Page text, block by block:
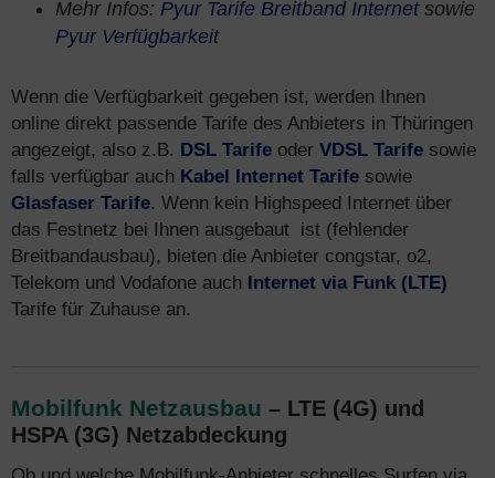
Mehr Infos: Pyur Tarife Breitband Internetsowie
Pyur Verfügbarkeit
Wenn die Verfügbarkeit gegeben ist, werden Ihnen
online direkt passende Tarife des Anbieters in Thüringen
angezeigt, also z.B. DSL Tarife oder VDSL Tarife sowie
falls verfügbar auch Kabel Internet Tarife sowie
Glasfaser Tarife. Wenn kein Highspeed Internet über
das Festnetz bei Ihnen ausgebaut ist (fehlender
Breitbandausbau), bieten die Anbieter congstar, o2,
Telekom und Vodafone auch Internet via Funk (LTE)
Tarife für Zuhause an.
Mobilfunk Netzausbau – LTE (4G) und
HSPA (3G) Netzabdeckung